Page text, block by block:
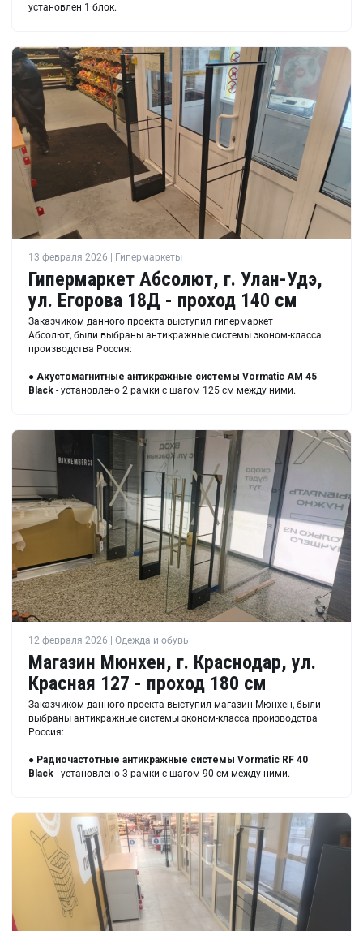
установлен 1 блок.
13 февраля 2026 | Гипермаркеты
Гипермаркет Абсолют, г. Улан-Удэ,
ул. ​Егорова 18Д - проход 140 см
Заказчиком данного проекта выступил гипермаркет
Абсолют, были выбраны антикражные системы эконом-класса
производства Россия:
● Акустомагнитные антикражные системы Vormatic AM 45
Black - установлено 2 рамки с шагом 125 см между ними.
12 февраля 2026 | Одежда и обувь
Магазин Мюнхен, г. Краснодар, ул.
Красная 127 - проход 180 см
Заказчиком данного проекта выступил магазин Мюнхен, были
выбраны антикражные системы эконом-класса производства
Россия:
● Радиочастотные антикражные системы Vormatic RF 40
Black - установлено 3 рамки с шагом 90 см между ними.